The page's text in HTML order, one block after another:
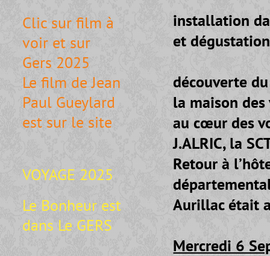
Clic sur film à
voir et sur
Gers 2025
Le film de Jean
Paul Gueylard
est sur le site
VOYAGE 2025
Le Bonheur est
dans Le GERS
installation
et
découverte
la maison
au cœur des
J.ALRIC, la
Retour à
Aurillac était
Mercredi 6